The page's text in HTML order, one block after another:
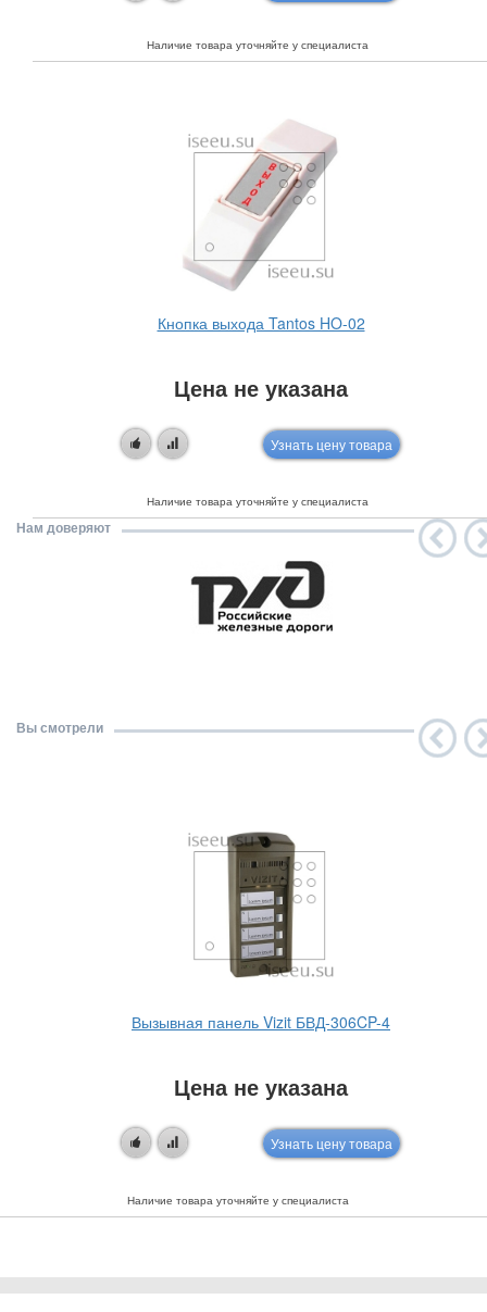
Наличие товара уточняйте у специалиста
Кнопка выхода Tantos HO-02
Цена не указана
Узнать цену товара
Наличие товара уточняйте у специалиста
Нам доверяют
Вы смотрели
Вызывная панель Vizit БВД-306CP-4
Цена не указана
Узнать цену товара
Наличие товара уточняйте у специалиста